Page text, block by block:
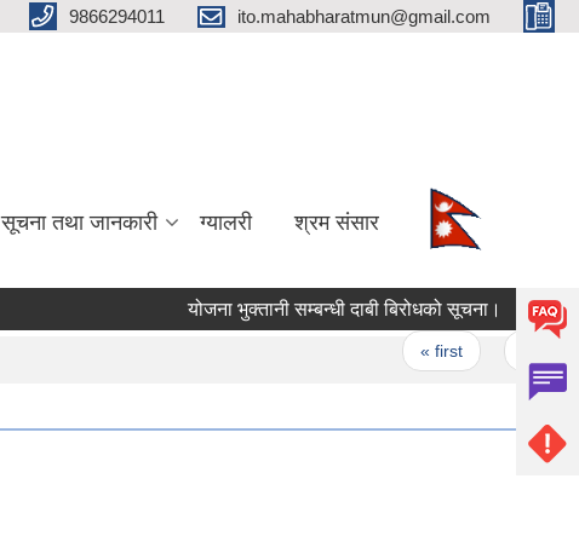
9866294011 ito.mahabharatmun@gmail.com
सूचना तथा जानकारी ग्यालरी श्रम संसार
योजना भुक्तानी सम्बन्धी दाबी बिरोधको सूचना। योजना
« first